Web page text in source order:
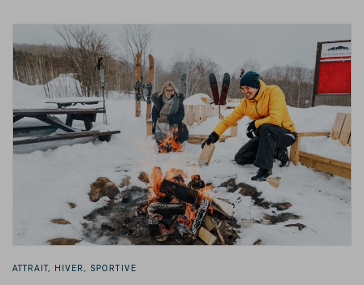
ATTRAIT, HIVER, SPORTIVE